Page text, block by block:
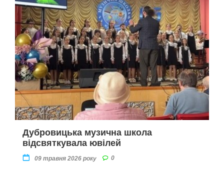
Дубровицька музична школа
відсвяткувала ювілей
09 травня 2026 року 0